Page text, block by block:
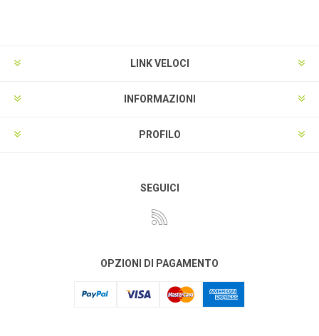
LINK VELOCI
INFORMAZIONI
PROFILO
SEGUICI
OPZIONI DI PAGAMENTO